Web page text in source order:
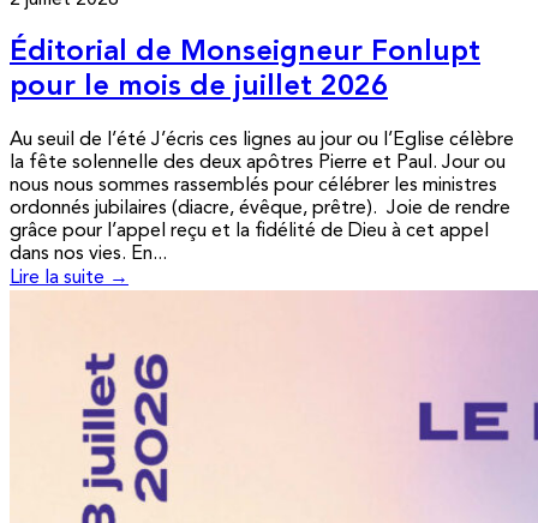
Éditorial de Monseigneur Fonlupt
pour le mois de juillet 2026
Au seuil de l’été J’écris ces lignes au jour ou l’Eglise célèbre
la fête solennelle des deux apôtres Pierre et Paul. Jour ou
nous nous sommes rassemblés pour célébrer les ministres
ordonnés jubilaires (diacre, évêque, prêtre). Joie de rendre
grâce pour l’appel reçu et la fidélité de Dieu à cet appel
dans nos vies. En...
Lire la suite →